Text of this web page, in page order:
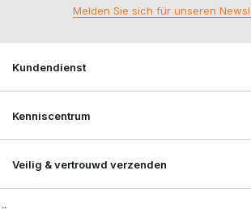
Melden Sie sich für unseren
Kundendienst
Kenniscentrum
Veilig & vertrouwd verzenden